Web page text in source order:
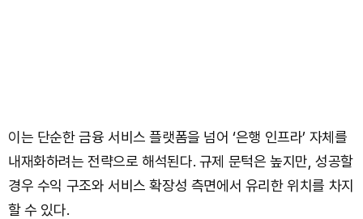
이는 단순한 금융 서비스 플랫폼을 넘어 ‘은행 인프라’ 자체를
내재화하려는 전략으로 해석된다. 규제 문턱은 높지만, 성공할
경우 수익 구조와 서비스 확장성 측면에서 유리한 위치를 차지
할 수 있다.